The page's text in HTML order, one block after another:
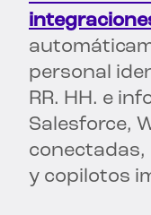
personal
RR. HH. e
Salesforce,
conectadas,
y copilotos